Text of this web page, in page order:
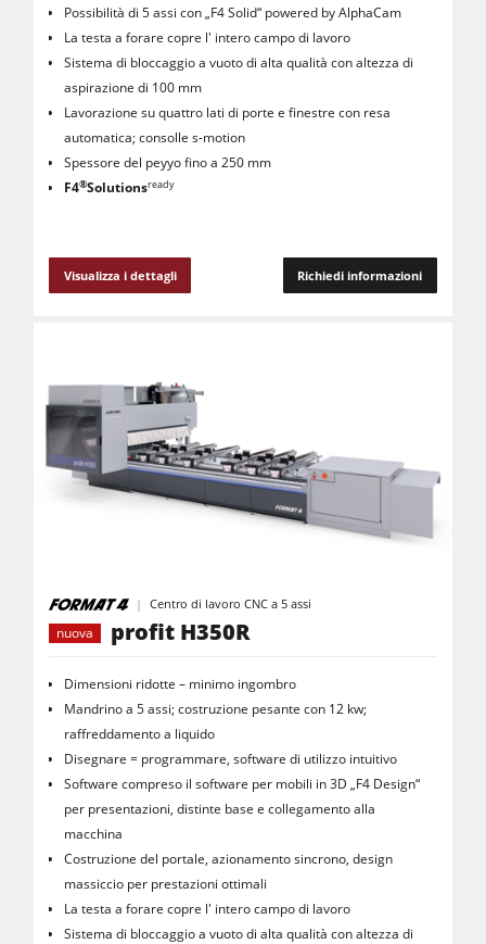
Possibilità di 5 assi con „F4 Solid“ powered by AlphaCam
La testa a forare copre l' intero campo di lavoro
Sistema di bloccaggio a vuoto di alta qualità con altezza di
aspirazione di 100 mm
Lavorazione su quattro lati di porte e finestre con resa
automatica; consolle s-motion
Spessore del peyyo fino a 250 mm
F4®Solutionsready
Visualizza i dettagli Richiedi informazioni
Centro di lavoro CNC a 5 assi
nuova
profit H350R
Dimensioni ridotte – minimo ingombro
Mandrino a 5 assi; costruzione pesante con 12 kw;
raffreddamento a liquido
Disegnare = programmare, software di utilizzo intuitivo
Software compreso il software per mobili in 3D „F4 Design“
per presentazioni, distinte base e collegamento alla
macchina
Costruzione del portale, azionamento sincrono, design
massiccio per prestazioni ottimali
La testa a forare copre l' intero campo di lavoro
Sistema di bloccaggio a vuoto di alta qualità con altezza di